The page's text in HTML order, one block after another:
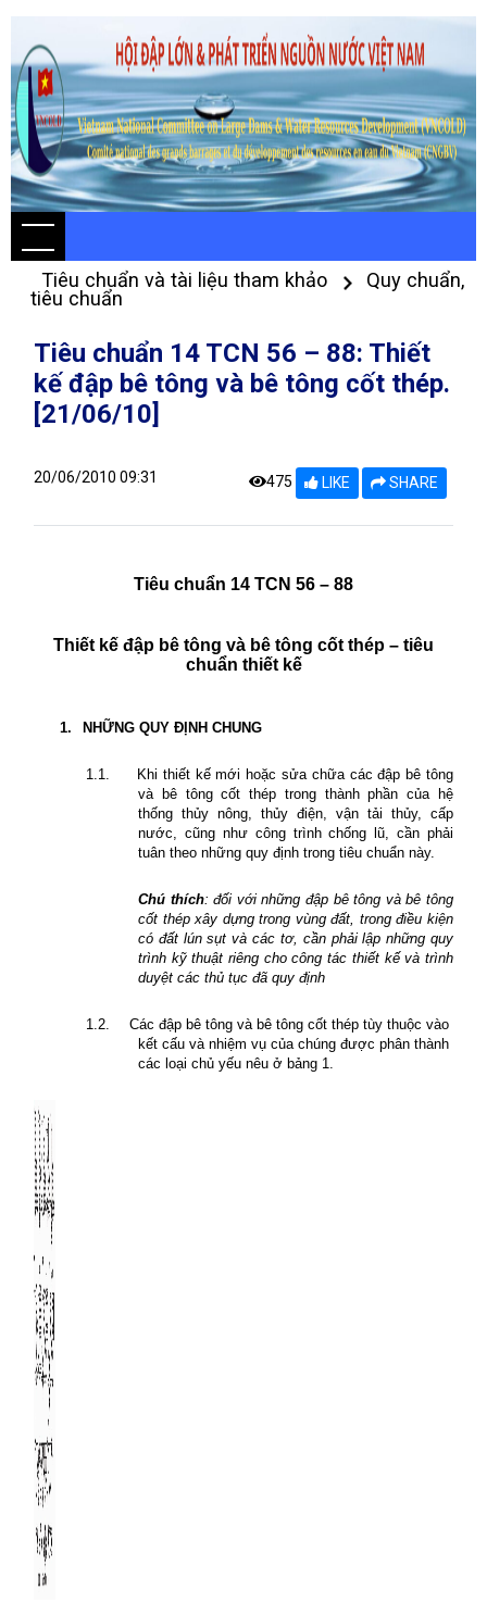
Tiêu chuẩn và tài liệu tham khảo
Quy chuẩn,
tiêu chuẩn
Tiêu chuẩn 14 TCN 56 – 88: Thiết
kế đập bê tông và bê tông cốt thép.
[21/06/10]
20/06/2010 09:31 475 LIKE SHARE
Tiêu chuẩn 14 TCN 56 – 88
Thiết kế đập bê tông và bê tông cốt thép – tiêu
chuẩn thiết kế
1. NHỮNG QUY ĐỊNH CHUNG
1.1.
Khi thiết kế mới hoặc sửa chữa các đập bê tông
và bê tông cốt thép trong thành phần của hệ
thống thủy nông, thủy điện, vận tải thủy, cấp
nước, cũng như công trình chống lũ, cần phải
tuân theo những quy định trong tiêu chuẩn này.
Chú thích: đối với những đập bê tông và bê tông
cốt thép xây dựng trong vùng đất, trong điều kiện
có đất lún sụt và các tơ, cần phải lập những quy
trình kỹ thuật riêng cho công tác thiết kế và trình
duyệt các thủ tục đã quy định
1.2.
Các đập bê tông và bê tông cốt thép tùy thuộc vào
kết cấu và nhiệm vụ của chúng được phân thành
các loại chủ yếu nêu ở bảng 1.